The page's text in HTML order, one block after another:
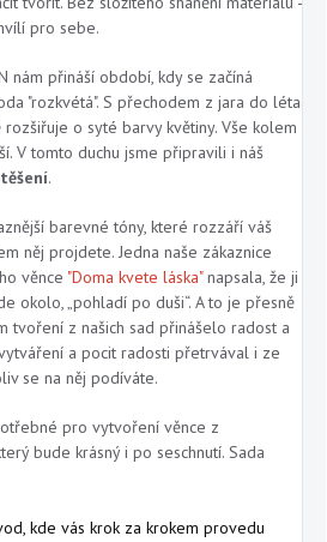
pro sebe.
nám přináší období, kdy se začíná
"rozkvétá". S přechodem z jara do léta
o syté barvy květiny. Vše kolem
V tomto duchu jsme připravili i náš
.
barevné tóny, které rozzáří váš
něj projdete. Jedna naše zákaznice
věnce "Doma kvete láska"napsala, že ji
okolo, „pohladí po duši“. A to je přesně
tvoření z našich sad přinášelo radost a
a pocit radosti přetrvával i ze
se na něj podíváte.
pro vytvoření věnce z
bude krásný i po seschnutí. Sada
kde vás krok za krokem provedu